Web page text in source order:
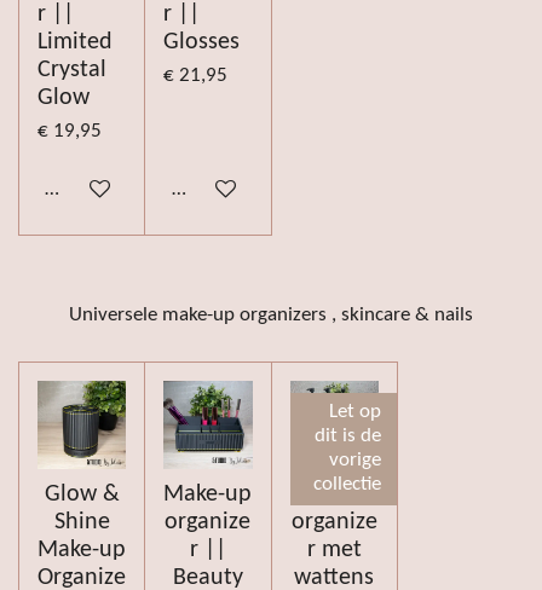
r ||
Limited
Crystal
Glow
€ 19,95
Bekijk details
r ||
Glosses
€ 21,95
Bekijk details
Universele make-up organizers , skincare & nails
Glow &
Shine
Make-up
Organize
Make-up
organize
r ||
Beauty
Let op
dit is de
vorige
collectie
Skincare
organize
r met
wattens